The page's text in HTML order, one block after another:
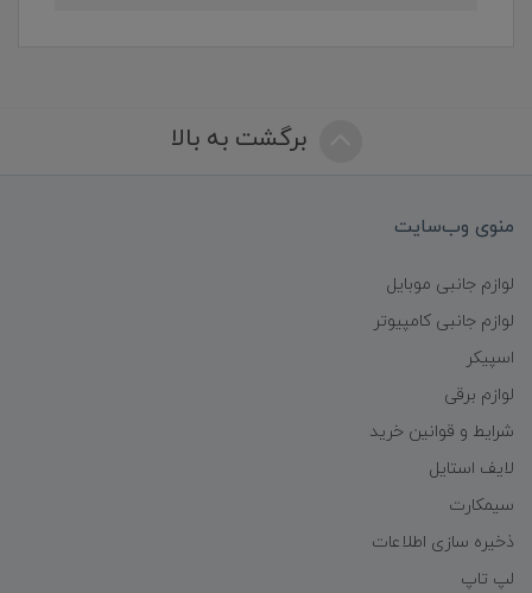
برگشت به بالا
منوی وب‌سایت
لوازم جانبی موبایل
لوازم جانبی کامپیوتر
اسپیکر
لوازم برقی
شرایط و قوانین خرید
لایف استایل
سیمکارت
ذخیره سازی اطلاعات
لپ تاپ